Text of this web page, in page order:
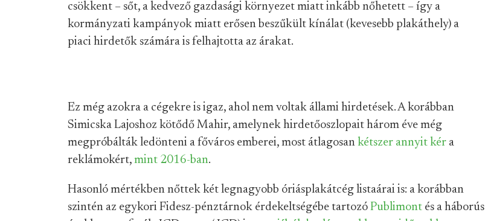
csökkent – sőt, a kedvező gazdasági környezet miatt inkább nőhetett – így a
kormányzati kampányok miatt erősen beszűkült kínálat (kevesebb plakáthely) a
piaci hirdetők számára is felhajtotta az árakat.
Ez még azokra a cégekre is igaz, ahol nem voltak állami hirdetések. A korábban
Simicska Lajoshoz kötődő Mahir, amelynek hirdetőoszlopait három éve még
megpróbálták ledönteni a főváros emberei, most átlagosan kétszer annyit kér a
reklámokért, mint 2016-ban.
Hasonló mértékben nőttek két legnagyobb óriásplakátcég listaárai is: a korábban
szintén az egykori Fidesz-pénztárnok érdekeltségébe tartozó Publimont és a háborús